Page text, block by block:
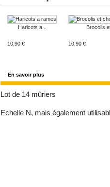
Haricots a...
10,90 €
Brocolis
10,90 €
En savoir plus
Lot de 14 mûriers
Echelle N, mais également